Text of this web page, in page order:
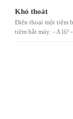
Khó thoát
Điện thoại một tiệm
tiệm bắt máy: - A lô!